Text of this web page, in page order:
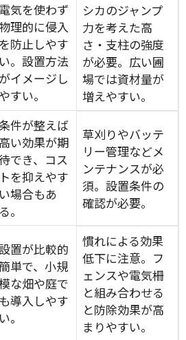
電気を使わず
理的に侵入
を防止しやす
い。設置方法
がイメージし
やすい。
シカのジャンプ
力を考えた高
さ・支柱の強度
が必要。広い圃
場では資材量が
増えやすい。
条件が整えば
高い効果が期
でき、コス
トを抑えやす
い場合もあ
る。
草刈りやバッテ
リー管理などメ
ンテナンスが必
須。設置条件の
確認が必要。
置が比較的
単で、小規
な畑や庭で
も導入しやす
い。
慣れによる効果
低下に注意。フ
ェンスや電気柵
と組み合わせる
と防除効果が高
まりやすい。